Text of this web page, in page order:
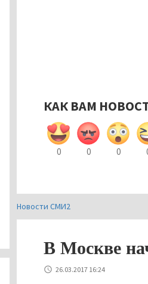
КАК ВАМ
0 0 0
Новости СМИ2
В Москве
26.03.2017 16:24